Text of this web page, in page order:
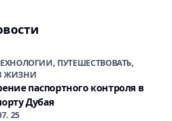
ПУТЕШЕСТВОВАТЬ,
ЖИЗНИ
паспортного контроля в
Дубая
25